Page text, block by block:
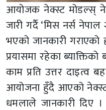
आयोजक नेक्स्ट मोडल्स्
जारी गर्दै ‘मिस नर्स
भएको जानकारी गराएको
प्रयासमा रहेका
काम प्रति उत्तर दाइत्व
आयोजना हुँदै आएको
धमलाले जानकारी दिए